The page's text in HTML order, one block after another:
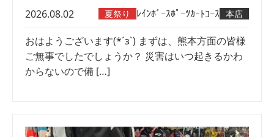
2026.08.02 夏祭り ﾚｲﾝﾎﾞｰｽﾎﾟｰﾂｶｰﾄｺｰｽ 本店
おはようございます(*´з`) まずは、熊本方面の皆様
ご無事でしたでしょうか？ 災害はいつ起きるかわ
からないので備 […]